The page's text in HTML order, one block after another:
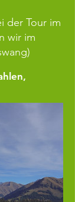
der Tour im
wir im